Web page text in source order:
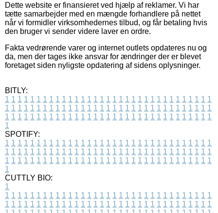
Dette website er finansieret ved hjælp af reklamer. Vi har
tætte samarbejder med en mængde forhandlere på nettet
når vi formidler virksomhedernes tilbud, og får betaling hvis
den bruger vi sender videre laver en ordre.
Fakta vedrørende varer og internet outlets opdateres nu og
da, men der tages ikke ansvar for ændringer der er blevet
foretaget siden nyligste opdatering af sidens oplysninger.
BITLY:
1 1 1 1 1 1 1 1 1 1 1 1 1 1 1 1 1 1 1 1 1 1 1 1 1 1 1 1 1 1 1 1 1
1 1 1 1 1 1 1 1 1 1 1 1 1 1 1 1 1 1 1 1 1 1 1 1 1 1 1 1 1 1 1 1 1
1 1 1 1 1 1 1 1 1 1 1 1 1 1 1 1 1 1 1 1 1 1 1 1 1 1 1 1 1 1 1 1 1
1
SPOTIFY:
1 1 1 1 1 1 1 1 1 1 1 1 1 1 1 1 1 1 1 1 1 1 1 1 1 1 1 1 1 1 1 1 1
1 1 1 1 1 1 1 1 1 1 1 1 1 1 1 1 1 1 1 1 1 1 1 1 1 1 1 1 1 1 1 1 1
1 1 1 1 1 1 1 1 1 1 1 1 1 1 1 1 1 1 1 1 1 1 1 1 1 1 1 1 1 1 1 1 1
1
CUTTLY BIO:
1
1 1 1 1 1 1 1 1 1 1 1 1 1 1 1 1 1 1 1 1 1 1 1 1 1 1 1 1 1 1 1 1 1
1 1 1 1 1 1 1 1 1 1 1 1 1 1 1 1 1 1 1 1 1 1 1 1 1 1 1 1 1 1 1 1 1